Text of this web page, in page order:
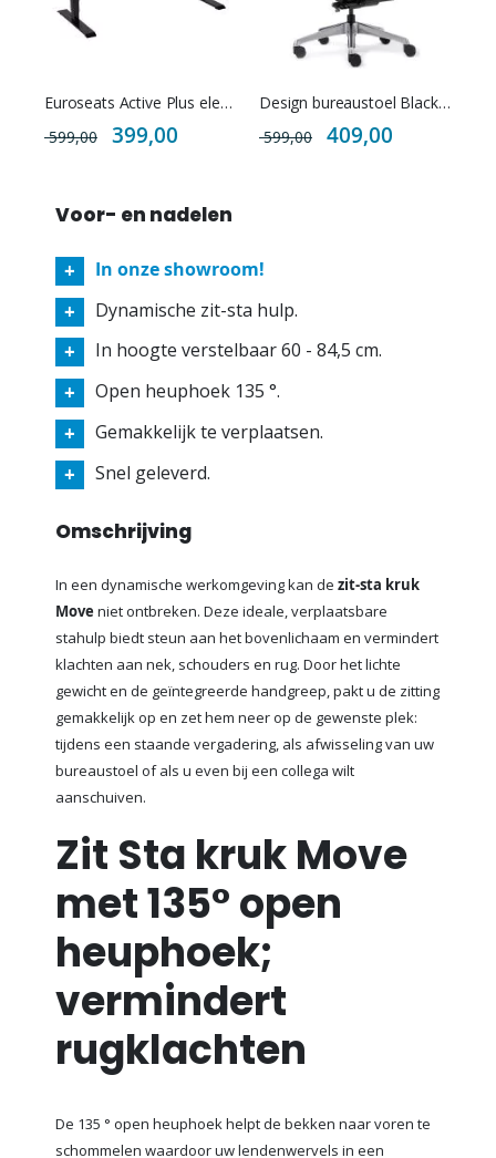
Euroseats Active Plus elektrisch zit sta bureau
599,00
Special
Price
399,00
Design bureaustoel Black DeLuxe NEN EN 1335
599,00
Special
Price
409,00
Voor- en nadelen
In onze showroom!
Dynamische zit-sta hulp.
In hoogte verstelbaar 60 - 84,5 cm.
Open heuphoek 135 °.
Gemakkelijk te verplaatsen.
Snel geleverd.
Omschrijving
In een dynamische werkomgeving kan de zit-sta kruk
Move niet ontbreken. Deze ideale, verplaatsbare
stahulp biedt steun aan het bovenlichaam en vermindert
klachten aan nek, schouders en rug. Door het lichte
gewicht en de geïntegreerde handgreep, pakt u de zitting
gemakkelijk op en zet hem neer op de gewenste plek:
tijdens een staande vergadering, als afwisseling van uw
bureaustoel of als u even bij een collega wilt
aanschuiven.
Zit Sta kruk Move
met 135° open
heuphoek;
vermindert
rugklachten
De 135 ° open heuphoek helpt de bekken naar voren te
schommelen waardoor uw lendenwervels in een